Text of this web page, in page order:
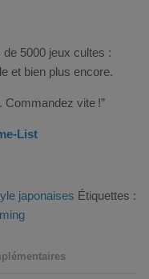
5000 jeux cultes :
et bien plus encore.
Commandez vite !”
List
japonaises Étiquettes :